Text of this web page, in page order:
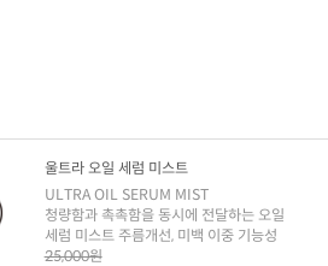
울트라 오일 세럼 미스트
ULTRA OIL SERUM MIST
청량함과 촉촉함을 동시에 전달하는 오일
세럼 미스트 주름개선, 미백 이중 기능성
25,000원